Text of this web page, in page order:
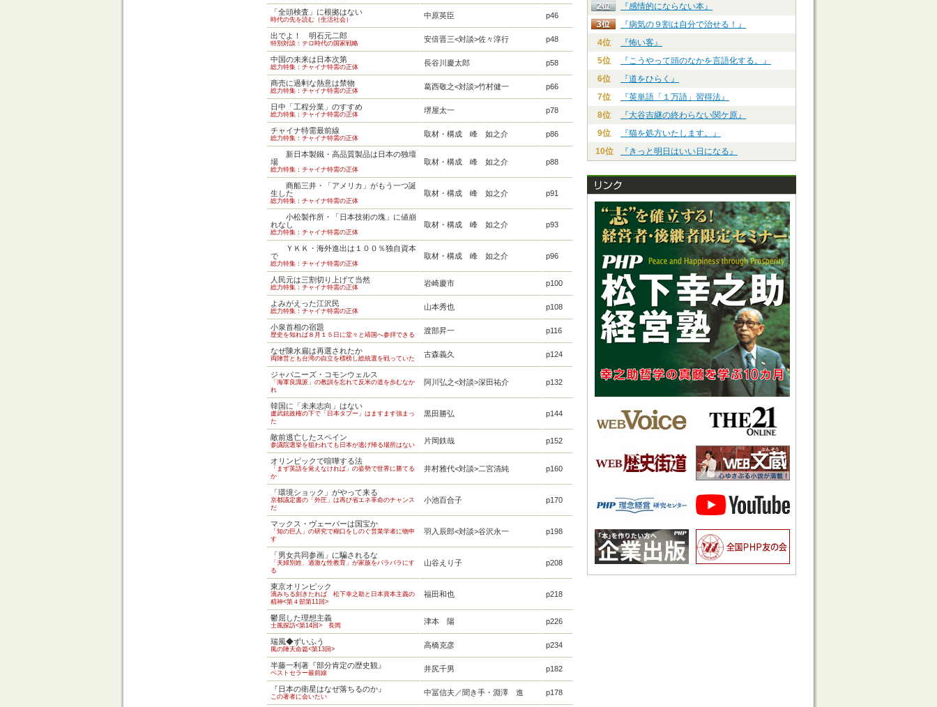
「全頭検査」に根拠はない
時代の先を読む（生活社会） 中原英臣 p46
出でよ！ 明石元二郎
特別対談：テロ時代の国家戦略 安倍晋三<対談>佐々淳行 p48
中国の未来は日本次第
総力特集：チャイナ特需の正体 長谷川慶太郎 p58
商売に過剰な熱意は禁物
総力特集：チャイナ特需の正体 葛西敬之<対談>竹村健一 p66
日中「工程分業」のすすめ
総力特集：チャイナ特需の正体 堺屋太一 p78
チャイナ特需最前線
総力特集：チャイナ特需の正体 取材・構成 峰 如之介 p86
新日本製鐵・高品質製品は日本の独壇
場
総力特集：チャイナ特需の正体
取材・構成 峰 如之介 p88
商船三井・「アメリカ」がもう一つ誕
生した
総力特集：チャイナ特需の正体
取材・構成 峰 如之介 p91
小松製作所・「日本技術の塊」に値崩
れなし
総力特集：チャイナ特需の正体
取材・構成 峰 如之介 p93
ＹＫＫ・海外進出は１００％独自資本
で
総力特集：チャイナ特需の正体
取材・構成 峰 如之介 p96
人民元は三割切り上げて当然
総力特集：チャイナ特需の正体 岩崎慶市 p100
よみがえった江沢民
総力特集：チャイナ特需の正体 山本秀也 p108
小泉首相の宿題
歴史を知れば８月１５日に堂々と靖国へ参拝できる 渡部昇一 p116
なぜ陳水扁は再選されたか
両陣営とも台湾の自立を標榜し総統選を戦っていた 古森義久 p124
ジャパニーズ・コモンウェルス
「海軍良識派」の教訓を忘れて反米の道を歩むなか
れ
阿川弘之<対談>深田祐介 p132
韓国に「未来志向」はない
盧武鉉政権の下で「日本タブー」はますます強まっ
た
黒田勝弘 p144
敵前逃亡したスペイン
参議院選挙を狙われても日本が逃げ帰る場所はない 片岡鉄哉 p152
オリンピックで喧嘩する法
「まず英語を覚えなければ」の姿勢で世界に勝てる
か
井村雅代<対談>二宮清純 p160
「環境ショック」がやって来る
京都議定書の「外圧」は再び省エネ革命のチャンス
だ
小池百合子 p170
マックス・ヴェーバーは国宝か
「知の巨人」の研究で糊口をしのぐ営業学者に物申
す
羽入辰郎<対談>谷沢永一 p198
「男女共同参画」に騙されるな
「夫婦別姓、過激な性教育」が家族をバラバラにす
る
山谷えり子 p208
東京オリンピック
滴みちる刻きたれば 松下幸之助と日本資本主義の
精神<第４部第11回>
福田和也 p218
鬱屈した理想主義
士風探訪<第14回> 長岡 津本 陽 p226
瑞風◆ずいふう
風の陣天命篇<第13回> 高橋克彦 p234
半藤一利著『部分肯定の歴史観』
ベストセラー最前線 井尻千男 p182
『日本の衛星はなぜ落ちるのか』
この著者に会いたい 中冨信夫／聞き手・淵澤 進 p178
『感情的にならない本』
『病気の９割は自分で治せる！』
4位
『怖い客』
5位
『こうやって頭のなかを言語化する。』
6位
『道をひらく』
7位
『英単語「１万語」習得法』
8位
『大谷吉継の終わらない関ケ原』
9位
『猫を処方いたします。』
10位
『きっと明日はいい日になる』